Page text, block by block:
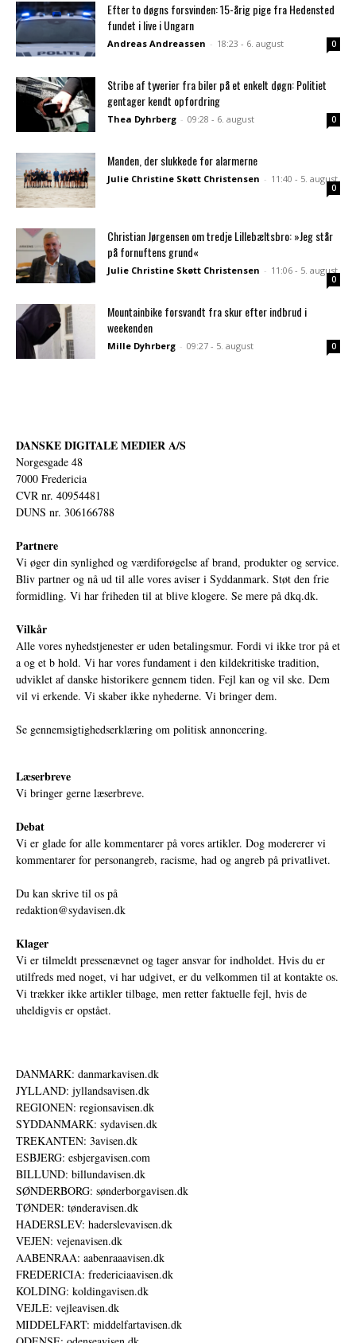
Efter to døgns forsvinden: 15-årig pige fra Hedensted
fundet i live i Ungarn
Andreas Andreassen - 18:23 - 6. august 0
Stribe af tyverier fra biler på et enkelt døgn: Politiet
gentager kendt opfordring
Thea Dyhrberg - 09:28 - 6. august 0
Manden, der slukkede for alarmerne
Julie Christine Skøtt Christensen - 11:40 - 5. august
0
Christian Jørgensen om tredje Lillebæltsbro: »Jeg står
på fornuftens grund«
Julie Christine Skøtt Christensen - 11:06 - 5. august
0
Mountainbike forsvandt fra skur efter indbrud i
weekenden
Mille Dyhrberg - 09:27 - 5. august 0
DANSKE DIGITALE MEDIER A/S
Norgesgade 48
7000 Fredericia
CVR nr. 40954481
DUNS nr. 306166788
Partnere
Vi øger din synlighed og værdiforøgelse af brand, produkter og service.
Bliv partner og nå ud til alle vores aviser i Syddanmark. Støt den frie
formidling. Vi har friheden til at blive klogere. Se mere på dkq.dk.
Vilkår
Alle vores nyhedstjenester er uden betalingsmur. Fordi vi ikke tror på et
a og et b hold. Vi har vores fundament i den kildekritiske tradition,
udviklet af danske historikere gennem tiden. Fejl kan og vil ske. Dem
vil vi erkende. Vi skaber ikke nyhederne. Vi bringer dem.
Se gennemsigtighedserklæring om politisk annoncering.
Læserbreve
Vi bringer gerne læserbreve.
Debat
Vi er glade for alle kommentarer på vores artikler. Dog modererer vi
kommentarer for personangreb, racisme, had og angreb på privatlivet.
Du kan skrive til os på
redaktion@sydavisen.dk
Klager
Vi er tilmeldt pressenævnet og tager ansvar for indholdet. Hvis du er
utilfreds med noget, vi har udgivet, er du velkommen til at kontakte os.
Vi trækker ikke artikler tilbage, men retter faktuelle fejl, hvis de
uheldigvis er opstået.
DANMARK: danmarkavisen.dk
JYLLAND: jyllandsavisen.dk
REGIONEN: regionsavisen.dk
SYDDANMARK: sydavisen.dk
TREKANTEN: 3avisen.dk
ESBJERG: esbjergavisen.com
BILLUND: billundavisen.dk
SØNDERBORG: sønderborgavisen.dk
TØNDER: tønderavisen.dk
HADERSLEV: haderslevavisen.dk
VEJEN: vejenavisen.dk
AABENRAA: aabenraaavisen.dk
FREDERICIA: fredericiaavisen.dk
KOLDING: koldingavisen.dk
VEJLE: vejleavisen.dk
MIDDELFART: middelfartavisen.dk